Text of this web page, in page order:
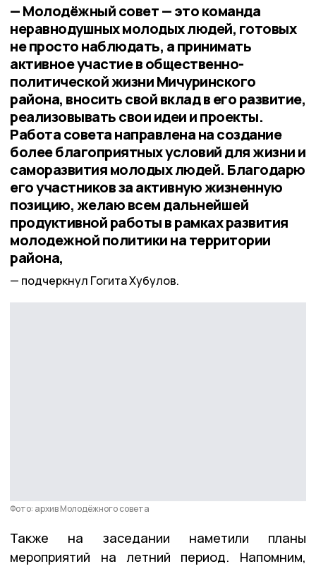
— Молодёжный совет — это команда
неравнодушных молодых людей, готовых
не просто наблюдать, а принимать
активное участие в общественно-
политической жизни Мичуринского
района, вносить свой вклад в его развитие,
реализовывать свои идеи и проекты.
Работа совета направлена на создание
более благоприятных условий для жизни и
саморазвития молодых людей. Благодарю
его участников за активную жизненную
позицию, желаю всем дальнейшей
продуктивной работы в рамках развития
молодежной политики на территории
района,
подчеркнул Гогита Хубулов.
Фото: архив Молодёжного совета
Также на заседании наметили планы
мероприятий на летний период. Напомним,